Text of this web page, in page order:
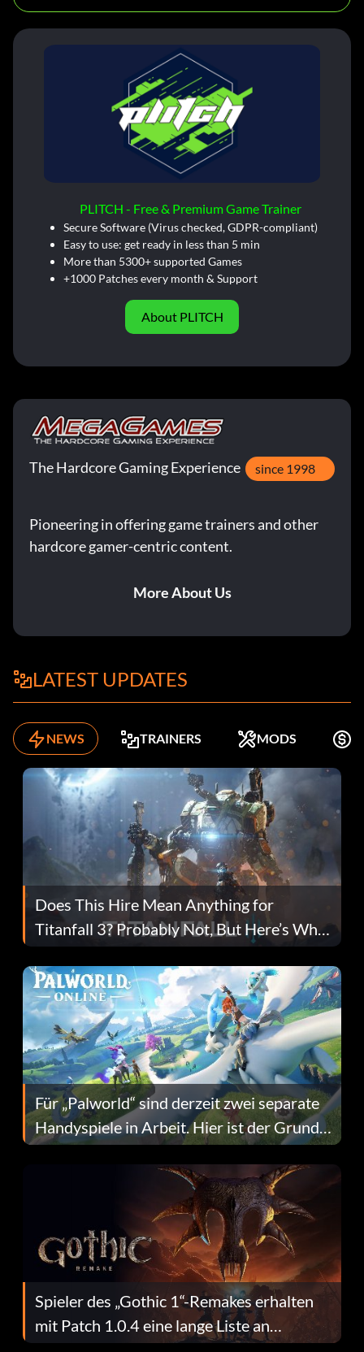
PLITCH - Free & Premium Game Trainer
Secure Software (Virus checked, GDPR-compliant)
Easy to use: get ready in less than 5 min
More than 5300+ supported Games
+1000 Patches every month & Support
About PLITCH
The Hardcore Gaming Experience since 1998
Pioneering in offering game trainers and other
hardcore gamer-centric content.
More About Us
LATEST UPDATES
NEWS TRAINERS MODS
Does This Hire Mean Anything for
Titanfall 3? Probably Not, But Here’s Why
Fans Are Hopeful
Für „Palworld“ sind derzeit zwei separate
Handyspiele in Arbeit. Hier ist der Grund
dafür.
Spieler des „Gothic 1“-Remakes erhalten
mit Patch 1.0.4 eine lange Liste an